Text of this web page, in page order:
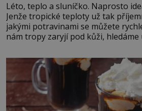
Léto, teplo a sluníčko. Naprosto
Jenže tropické teploty už tak
jakými potravinami se můžete
nám tropy zaryjí pod kůži,
blízkosti. Nemusíte však zoufat.
promyšlený jídelníček, žadné pařáky